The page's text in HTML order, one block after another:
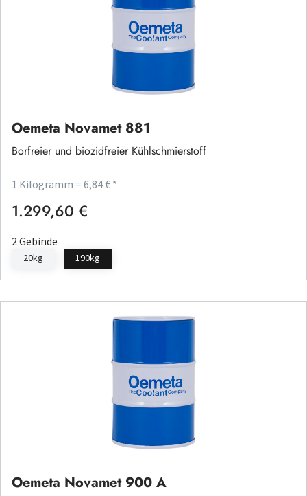
Oemeta Novamet 881
Borfreier und biozidfreier Kühlschmierstoff
1 Kilogramm = 6,84 € *
Regulärer Preis:
1.299,60 €
2 Gebinde
20kg 190kg
Oemeta Novamet 900 A